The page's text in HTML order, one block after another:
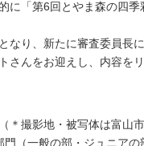
に「第6回とやま森の四季
なり、新たに審査委員長
さんをお迎えし、内容を
＊撮影地・被写体は富山市
門（一般の部・ジュニアの